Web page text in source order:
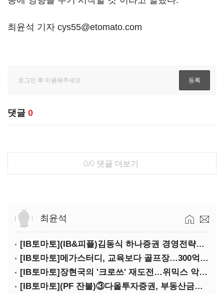
최윤석 기자 cys55@etomato.com
댓글 0
0/0 댓글 더보기
최윤석
[IB토마토](IB&피플)김동식 하나증권 경영전략본부장
[IB토마토]메가스터디, 교육보다 골프장…300억 대여 뒤 보증 리스크
[IB토마토]장현국의 '크로쓰' 재도전…위믹스 악몽 지울 수 있나
[IB토마토](PF 잔불)③다올투자증권, 부동산금융 줄였지만 정상화는 진행형